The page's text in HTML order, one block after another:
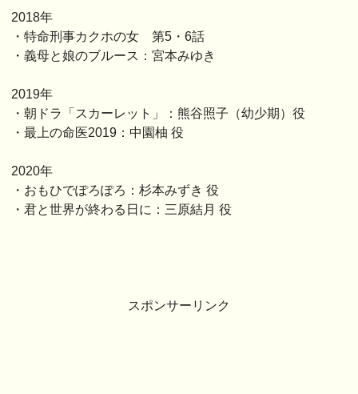
2018年
・特命刑事カクホの女 第5・6話
・義母と娘のブルース：宮本みゆき
2019年
・朝ドラ「スカーレット」：熊谷照子（幼少期）役
・最上の命医2019：中園柚 役
2020年
・おもひでぽろぽろ：杉本みずき 役
・君と世界が終わる日に：三原結月 役
スポンサーリンク